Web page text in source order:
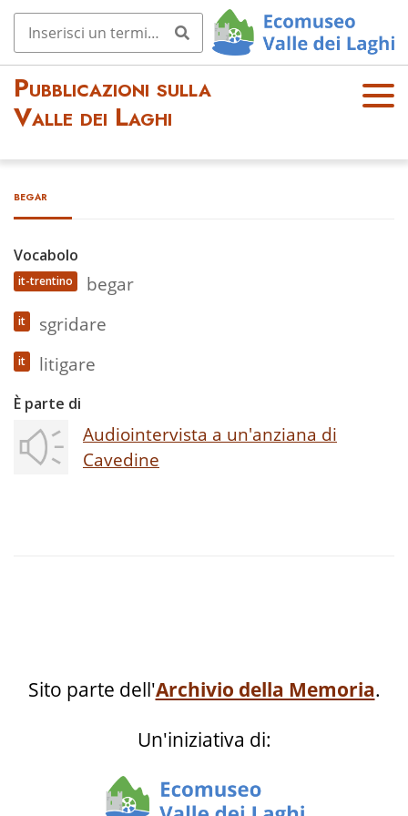
Pubblicazioni sulla
Valle dei Laghi
OPE
begar
Vocabolo
it-trentino begar
it sgridare
it litigare
È parte di
Audiointervista a un'anziana di
Cavedine
Sito parte dell'Archivio della Memoria.
Un'iniziativa di: